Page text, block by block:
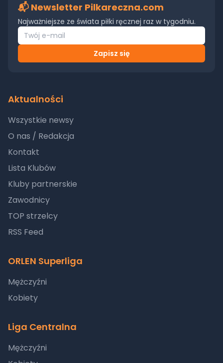
📬 Newsletter Pilkareczna.com
Najważniejsze ze świata piłki ręcznej raz w tygodniu.
Zapisz się
Aktualności
Wszystkie newsy
O nas / Redakcja
Kontakt
Lista Klubów
Kluby partnerskie
Zawodnicy
TOP strzelcy
RSS Feed
ORLEN Superliga
Mężczyźni
Kobiety
Liga Centralna
Mężczyźni